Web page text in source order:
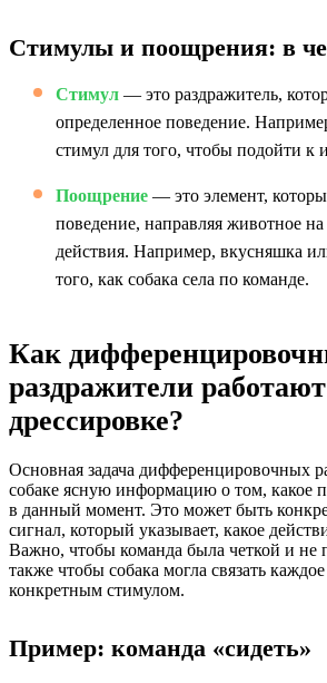
Стимулы и поощрения: в
Стимул — это раздражитель,
определенное поведение.
стимул для того, чтобы подойти к
Поощрение — это элемент,
поведение, направляя животное
действия. Например, вкусняшка
того, как собака села по команде.
Как
раздражители
дрессировке?
Основная задача дифференцировочных
собаке ясную информацию о том, какое
в данный момент. Это может быть
сигнал, который указывает, какое
Важно, чтобы команда была четкой и не
также чтобы собака могла связать
конкретным стимулом.
Пример: команда «сидеть»